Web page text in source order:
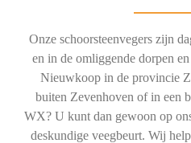
Onze schoorsteenvegers zijn
en in de omliggende dorpen
Nieuwkoop in de provincie
buiten Zevenhoven of in een
WX? U kunt dan gewoon op
deskundige veegbeurt. Wij